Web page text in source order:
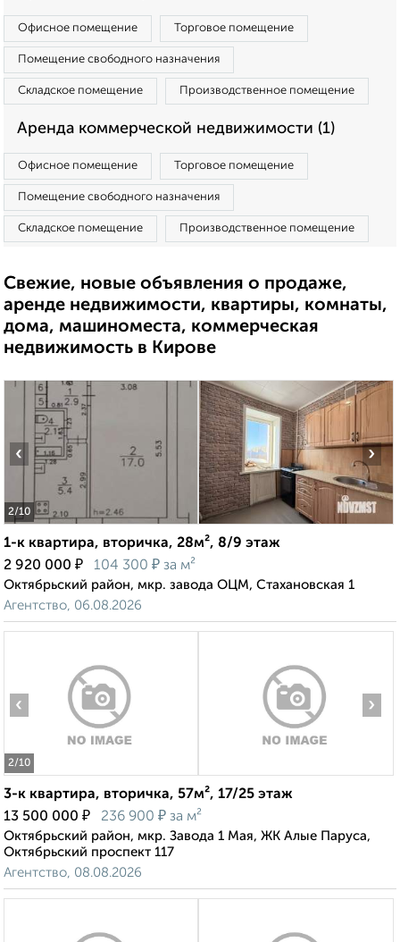
Офисное помещение Торговое помещение
Помещение свободного назначения
Складское помещение Производственное помещение
Аренда коммерческой недвижимости (1)
Офисное помещение Торговое помещение
Помещение свободного назначения
Складское помещение Производственное помещение
Свежие, новые объявления о продаже,
аренде недвижимости, квартиры, комнаты,
дома, машиноместа, коммерческая
недвижимость в Кирове
2/10
‹ ›
1-к квартира, вторичка, 28м², 8/9 этаж
2 920 000 ₽ 104 300 ₽ за м²
Октябрьский район, мкр. завода ОЦМ, Стахановская 1
Агентство, 06.08.2026
2/10
‹ ›
3-к квартира, вторичка, 57м², 17/25 этаж
13 500 000 ₽ 236 900 ₽ за м²
Октябрьский район, мкр. Завода 1 Мая, ЖК Алые Паруса,
Октябрьский проспект 117
Агентство, 08.08.2026